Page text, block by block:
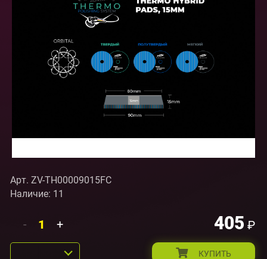
Арт. ZV-TH00009015FC
Наличие: 11
- + 405 ₽
КУПИТЬ